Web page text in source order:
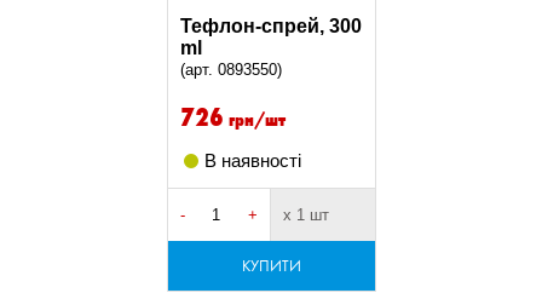
Тефлон-спрей, 300
ml
(арт. 0893550)
726 грн/шт
В наявності
- + х 1 шт
КУПИТИ